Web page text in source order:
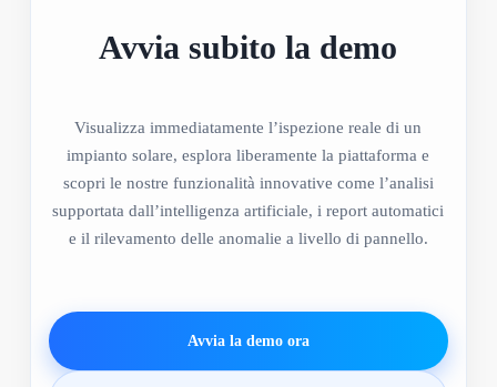
Avvia subito la demo
Visualizza immediatamente l’ispezione reale di un
impianto solare, esplora liberamente la piattaforma e
scopri le nostre funzionalità innovative come l’analisi
supportata dall’intelligenza artificiale, i report automatici
e il rilevamento delle anomalie a livello di pannello.
Avvia la demo ora